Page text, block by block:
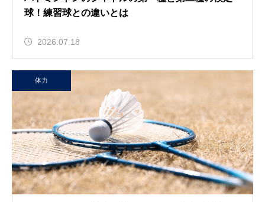
球！練習球との違いとは
2026.07.18
体力